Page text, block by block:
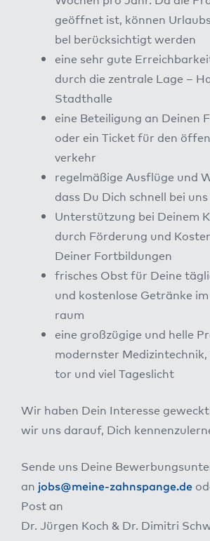
geöff­net ist, kön­nen
bel berück­sich­tigt wer­den
eine sehr gute
durch die zen­tra­le Lage –
Stadt­hal­le
eine Betei­li­gung an Dei­nen
oder ein Ticket für den
ver­kehr
regel­mä­ßi­ge Aus­flü­ge und
dass Du Dich schnell bei
Unter­stüt­zung bei Dei­nem
durch För­de­rung und
Dei­ner Fort­bil­dun­gen
fri­sches Obst für Dei­ne
und kos­ten­lo­se Geträn­ke
raum
eine groß­zü­gi­ge und hel­le
moderns­ter
tor und viel Tages­licht
Wir haben Dein Inter­es­se
wir uns dar­auf, Dich
Sen­de uns Dei­ne
an jobs@meine-zahnspange.de
Post an
Dr. Jür­gen Koch & Dr. Dimi­t­ri